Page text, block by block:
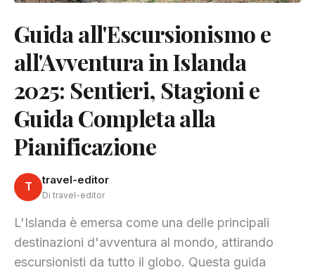
Guida all'Escursionismo e
all'Avventura in Islanda
2025: Sentieri, Stagioni e
Guida Completa alla
Pianificazione
T travel-editor
Di travel-editor
L'Islanda è emersa come una delle principali
destinazioni d'avventura al mondo, attirando
escursionisti da tutto il globo. Questa guida